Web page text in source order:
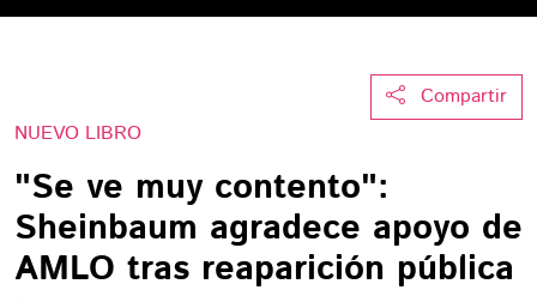
Compartir
NUEVO LIBRO
"Se ve muy contento":
Sheinbaum agradece apoyo de
AMLO tras reaparición pública